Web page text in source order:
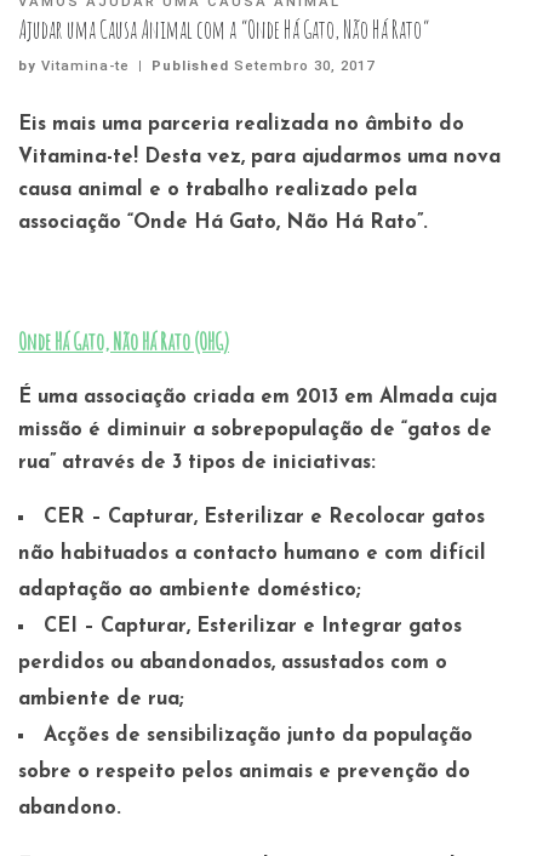
Ajudar uma Causa Animal com a “Onde Há Gato, Não Há Rato”
by Vitamina-te | PublishedSetembro 30, 2017
Eis mais uma parceria realizada no âmbito do
Vitamina-te! Desta vez, para ajudarmos uma nova
causa animal e o trabalho realizado pela
associação “ Onde Há Gato, Não Há Rato ”.
Onde Há Gato, Não Há Rato (OHG)
É uma associação criada em 2013 em Almada cuja
missão é diminuir a sobrepopulação de “gatos de
rua” através de 3 tipos de iniciativas:
CER – Capturar, Esterilizar e Recolocar gatos
não habituados a contacto humano e com difícil
adaptação ao ambiente doméstico;
CEI – Capturar, Esterilizar e Integrar gatos
perdidos ou abandonados, assustados com o
ambiente de rua;
Acções de sensibilização junto da população
sobre o respeito pelos animais e prevenção do
abandono.